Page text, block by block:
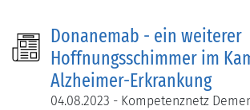
Donanemab - ein weiterer
Hoffnungsschimmer im
Alzheimer-Erkrankung
04.08.2023 - Kompetenznetz